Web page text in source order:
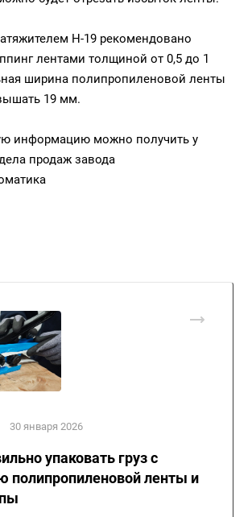
Н-19 рекомендовано
лентами толщиной от 0,5 до 1
ширина полипропиленовой ленты
19 мм.
информацию можно получить у
продаж завода
30 января 2026
упаковать груз с
полипропиленовой ленты и